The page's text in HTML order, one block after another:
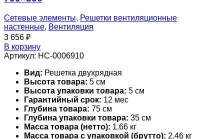
Сетевые элементы, Решетки вентиляционные
настенные, Вентиляция
3 656 ₽
В корзину
Артикул: НС-0006910
Вид: Решетка двухрядная
Высота товара: 5 см
Высота упаковки товара: 5 см
Гарантийный срок: 12 мес
Глубина товара: 75 см
Глубина упаковки товара: 35 см
Масса товара (нетто): 1.66 кг
Масса товара с упаковкой (брутто): 2.46 кг